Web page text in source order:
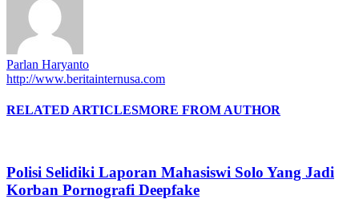
Parlan Haryanto
http://www.beritainternusa.com
RELATED ARTICLESMORE FROM AUTHOR
Polisi Selidiki Laporan Mahasiswi Solo Yang Jadi
Korban Pornografi Deepfake